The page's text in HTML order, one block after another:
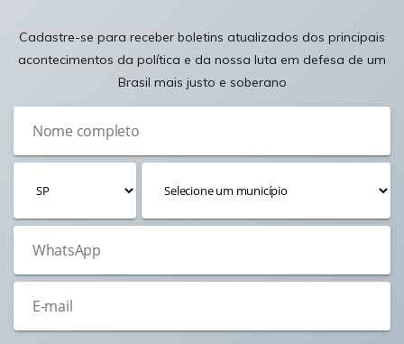
Cadastre-se para receber boletins atualizados dos principais
acontecimentos da política e da nossa luta em defesa de um
Brasil mais justo e soberano